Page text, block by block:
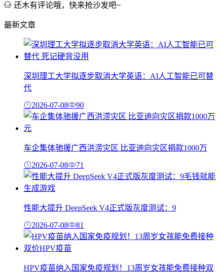
还木有评论哦，快来抢沙发吧~
最新文章
深圳理工大学拟逐步取消大学英语：AI人工智能已可替
代
2026-07-08 90
车企集体驰援广西洪涝灾区 比亚迪向灾区捐款1000万
2026-07-08 71
性能大提升 DeepSeek V4正式版灰度测试：9
2026-07-08 81
HPV疫苗纳入国家免疫规划！13周岁女孩能免费接种双